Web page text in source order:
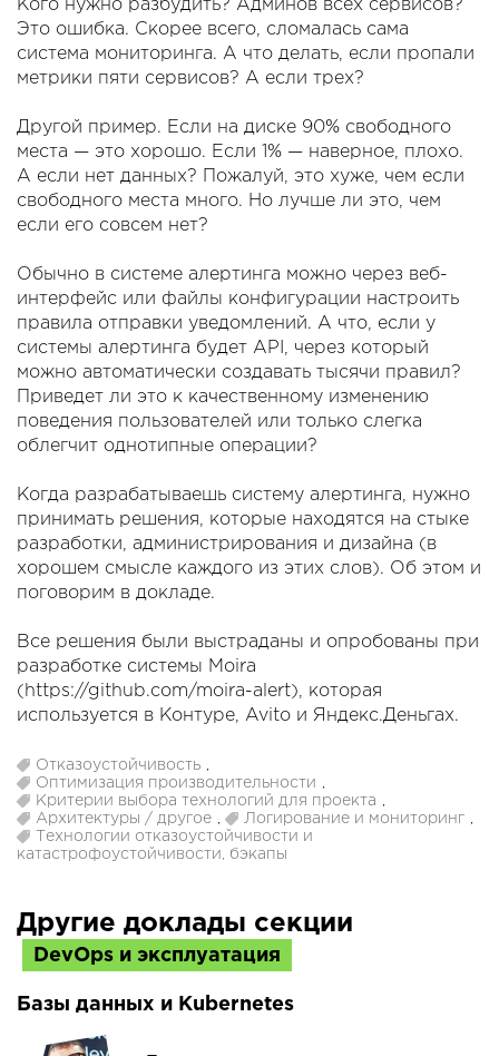
Кого нужно разбудить? Админов всех сервисов?
Это ошибка. Скорее всего, сломалась сама
система мониторинга. А что делать, если пропали
метрики пяти сервисов? А если трех?
Другой пример. Если на диске 90% свободного
места — это хорошо. Если 1% — наверное, плохо.
А если нет данных? Пожалуй, это хуже, чем если
свободного места много. Но лучше ли это, чем
если его совсем нет?
Обычно в системе алертинга можно через веб-
интерфейс или файлы конфигурации настроить
правила отправки уведомлений. А что, если у
системы алертинга будет API, через который
можно автоматически создавать тысячи правил?
Приведет ли это к качественному изменению
поведения пользователей или только слегка
облегчит однотипные операции?
Когда разрабатываешь систему алертинга, нужно
принимать решения, которые находятся на стыке
разработки, администрирования и дизайна (в
хорошем смысле каждого из этих слов). Об этом и
поговорим в докладе.
Все решения были выстраданы и опробованы при
разработке системы Moira
(https://github.com/moira-alert), которая
используется в Контуре, Avito и Яндекс.Деньгах.
Отказоустойчивость
Оптимизация производительности
Критерии выбора технологий для проекта
Архитектуры / другое
Логирование и мониторинг
Технологии отказоустойчивости и
катастрофоустойчивости, бэкапы
Другие доклады секции
DevOps и эксплуатация
Базы данных и Kubernetes